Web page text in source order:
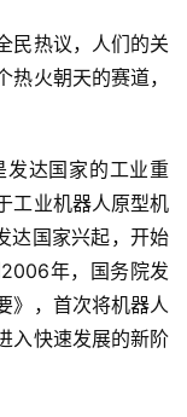
民热议，人们的关
火朝天的赛道，
达国家的工业重
工业机器人原型机
达国家兴起，开始
年，国务院发
》，首次将机器人
入快速发展的新阶